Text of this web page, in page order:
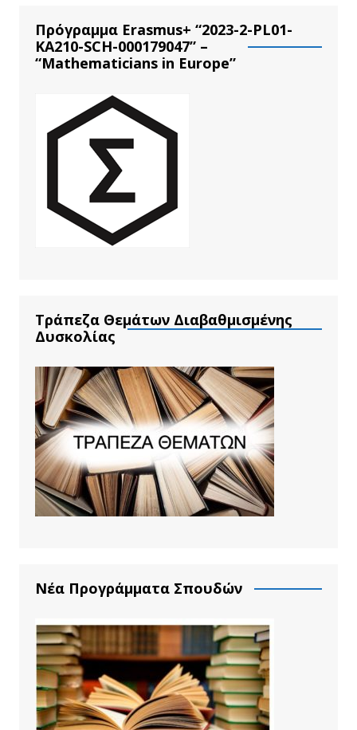
Πρόγραμμα Erasmus+ “2023-2-PL01-
KA210-SCH-000179047” –
“Mathematicians in Europe”
Τράπεζα Θεμάτων Διαβαθμισμένης
Δυσκολίας
Νέα Προγράμματα Σπουδών